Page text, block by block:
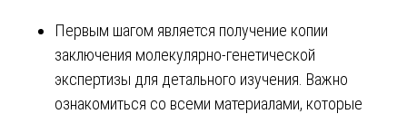
Первым шагом является получение копии
заключения молекулярно-генетической
экспертизы для детального изучения. Важно
ознакомиться со всеми материалами, которые